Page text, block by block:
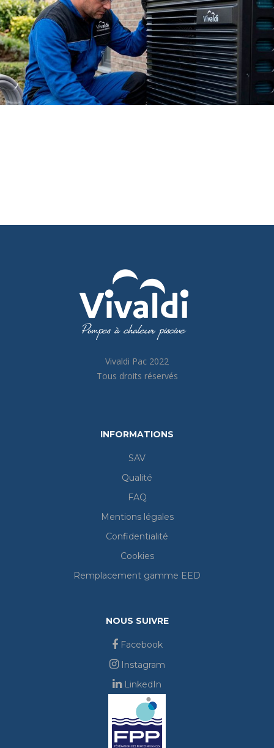
EED EUROPE ARRÊTE SON
ACTIVITÉ : QUELLES SOLUTIONS
POUR VOS POMPES À CHALEUR ?
Actualités
Vivaldi Pac 2022
Tous droits réservés
INFORMATIONS
SAV
Qualité
FAQ
Mentions légales
Confidentialité
Cookies
Remplacement gamme EED
NOUS SUIVRE
Facebook
Instagram
LinkedIn